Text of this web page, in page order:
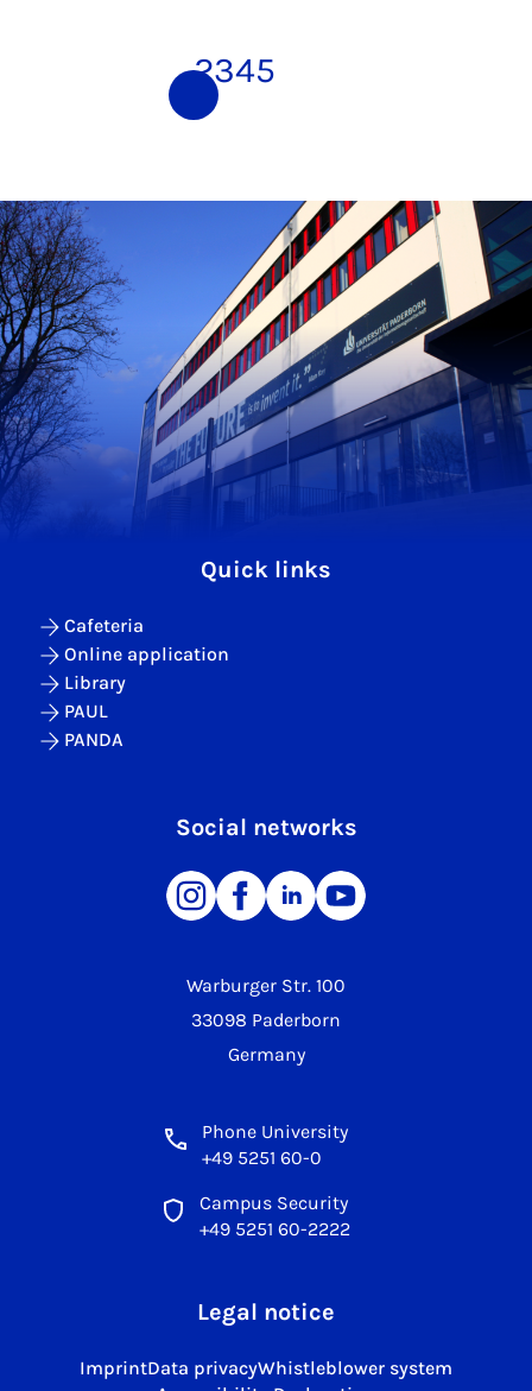
1 2345
Warburger Str. 100
33098 Paderborn
Germany
Phone University
+49 5251 60-0
Campus Security
+49 5251 60-2222
Quick links
Cafeteria
Online application
Library
PAUL
PANDA
Social networks
Legal notice
ImprintData privacyWhistleblower system